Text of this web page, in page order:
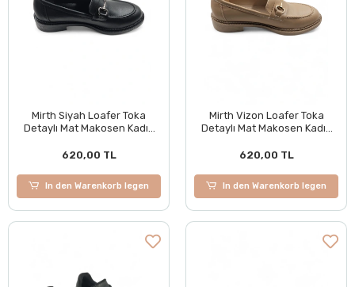
Mirth Siyah Loafer Toka
Detaylı Mat Makosen Kadın
620,00 TL
In den Warenkorb legen
Mirth Vizon Loafer Toka
Detaylı Mat Makosen Kadın
620,00 TL
In den Warenkorb legen